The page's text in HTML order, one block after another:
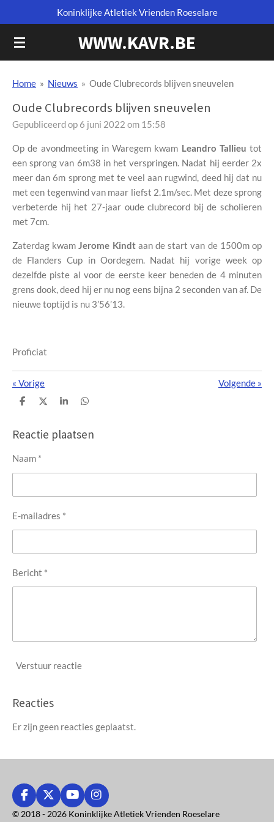
direct
naar
WWW.KAVR.BE
Koninklijke Atletiek Vrienden Roeselare
Home » Nieuws » Oude Clubrecords blijven sneuvelen
Oude Clubrecords blijven sneuvelen
Gepubliceerd op 6 juni 2022 om 15:58
Op de avondmeeting in Waregem kwam Leandro Tallieu tot
een sprong van 6m38 in het verspringen. Nadat hij eerder 2x
meer dan 6m sprong met te veel aan rugwind, deed hij dat nu
met een tegenwind van maar liefst 2.1m/sec. Met deze sprong
verbeterde hij het 27-jaar oude clubrecord bij de scholieren
met 7cm.
Zaterdag kwamJerome Kindtaan de start van de 1500m op
de Flanders Cup in Oordegem. Nadat hij vorige week op
dezelfde piste al voor de eerste keer beneden de 4 minuten
grens dook, deed hij er nu nog eens bijna 2 seconden van af. De
nieuwe toptijd is nu 3’56’13.
Proficiat
« Vorige Volgende »
D
e
n
D
l
S
r
e
D
e
n
Reactie plaatsen
Naam *
E-mailadres *
Bericht *
Verstuur reactie
Reacties
Er zijn geen reacties geplaatst.
F
a
X
Y
o
I
n
© 2018 - 2026 Koninklijke Atletiek Vrienden Roeselare